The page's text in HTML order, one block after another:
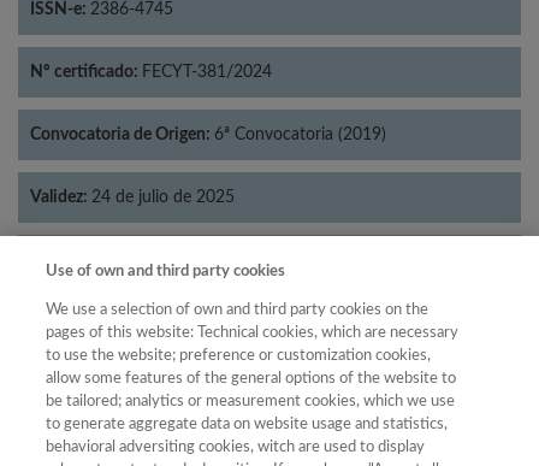
ISSN-e: 2386-4745
Nº certificado: FECYT-381/2024
Convocatoria de Origen: 6ª Convocatoria (2019)
Validez: 24 de julio de 2025
Categorías: Historia
Año
Año Filtrar
Use of own and third party cookies
We use a selection of own and third party cookies on the
pages of this website: Technical cookies, which are necessary
to use the website; preference or customization cookies,
allow some features of the general options of the website to
be tailored; analytics or measurement cookies, which we use
to generate aggregate data on website usage and statistics,
behavioral adversiting cookies, witch are used to display